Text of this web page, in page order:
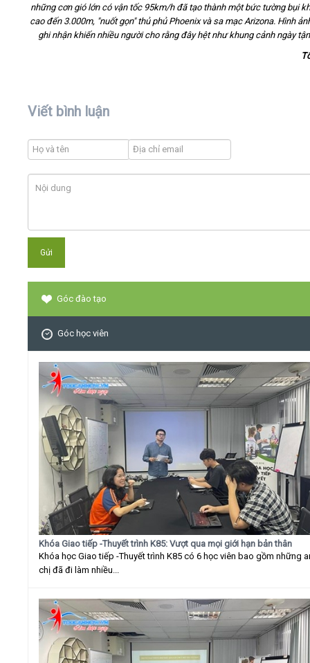
những cơn gió lớn có vận tốc 95km/h đã tạo thành một bức tường bụi
cao đến 3.000m, "nuốt gọn" thủ phủ Phoenix và sa mạc Arizona. Hình
ghi nhận khiến nhiều người cho rằng đây hệt như khung cảnh ngày
Viết bình luận
Góc đào tạo
Góc học viên
Khóa Giao tiếp -Thuyết trình K85: Vượt qua mọi giới hạn bản thân
Khóa học Giao tiếp -Thuyết trình K85 có 6 học viên bao gồm những
chị đã đi làm nhiều...